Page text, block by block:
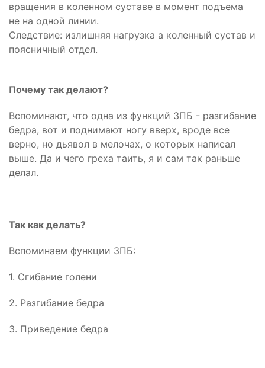
вращения в коленном суставе в момент подъема
не на одной линии.
Следствие: излишняя нагрузка а коленный сустав и
поясничный отдел.
Почему так делают?
Вспоминают, что одна из функций ЗПБ - разгибание
бедра, вот и поднимают ногу вверх, вроде все
верно, но дьявол в мелочах, о которых написал
выше. Да и чего греха таить, я и сам так раньше
делал.
Так как делать?
Вспоминаем функции ЗПБ:
1. Сгибание голени
2. Разгибание бедра
3. Приведение бедра